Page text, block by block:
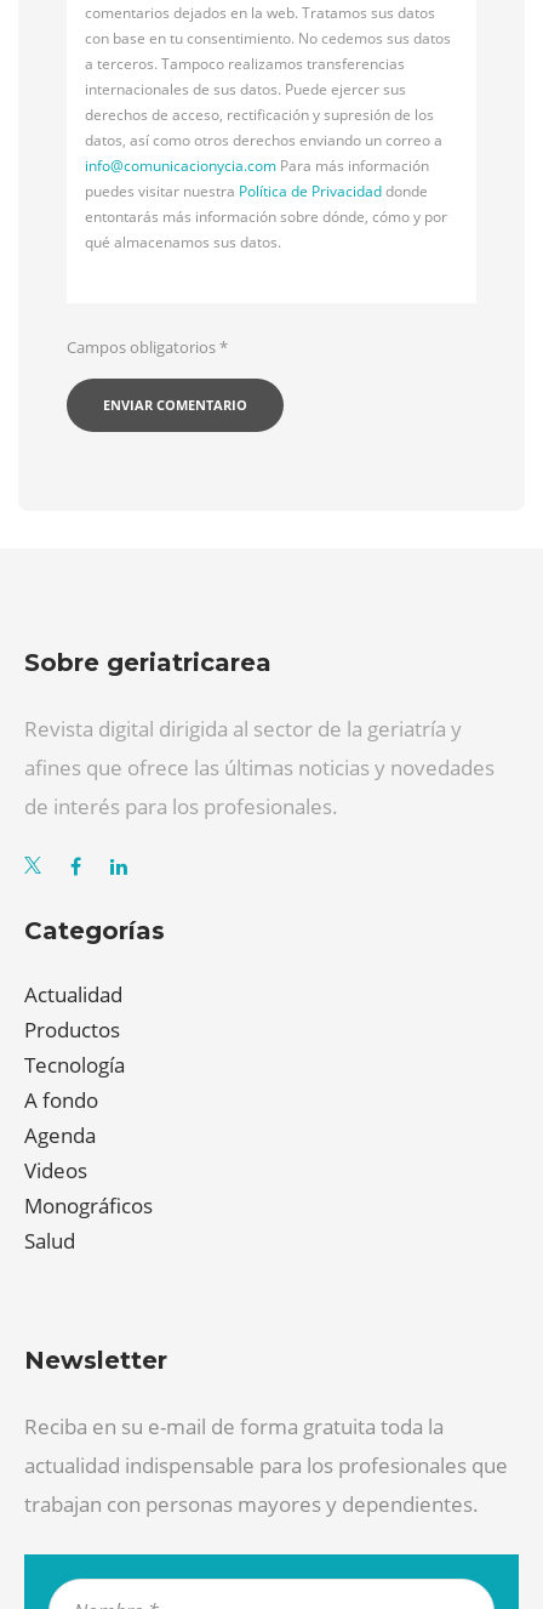
comentarios dejados en la web. Tratamos sus datos
con base en tu consentimiento. No cedemos sus datos
a terceros. Tampoco realizamos transferencias
internacionales de sus datos. Puede ejercer sus
derechos de acceso, rectificación y supresión de los
datos, así como otros derechos enviando un correo a
info@comunicacionycia.com Para más información
puedes visitar nuestra Política de Privacidaddonde
entontarás más información sobre dónde, cómo y por
qué almacenamos sus datos.
Campos obligatorios*
Sobre geriatricarea
Revista digital dirigida al sector de la geriatría y
afines que ofrece las últimas noticias y novedades
de interés para los profesionales.
Categorías
Actualidad
Productos
Tecnología
A fondo
Agenda
Videos
Monográficos
Salud
Newsletter
Reciba en su e-mail de forma gratuita toda la
actualidad indispensable para los profesionales que
trabajan con personas mayores y dependientes.